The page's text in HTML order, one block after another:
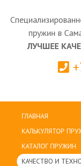
пружин в
ЛУЧШЕЕ
ГЛАВНАЯ
КАЛЬКУЛЯТОР
КАТАЛОГ ПРУЖИН
КАЧЕСТВО И